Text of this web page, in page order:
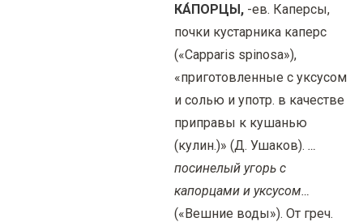
КА́ПОРЦЫ, -ев. Каперсы,
почки кустарника каперс
(«Capparis spinosa»),
«приготовленные с уксусом
и солью и употр. в качестве
приправы к кушанью
(кулин.)» (Д. Ушаков). …
посинелый угорь с
капорцами и уксусом…
(«Вешние воды»). От греч.